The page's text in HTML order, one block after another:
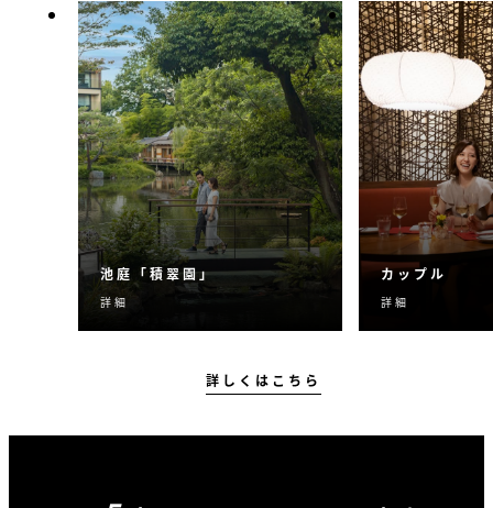
池庭「積翠園」
800 年の歴史を受け継ぐ庭園
「積翠園」は、かつて平家
貴重な文化遺産です。四季
詳細
カップル
フォーシーズ
都では、大切
られない時間
詳細
詳しくはこちら